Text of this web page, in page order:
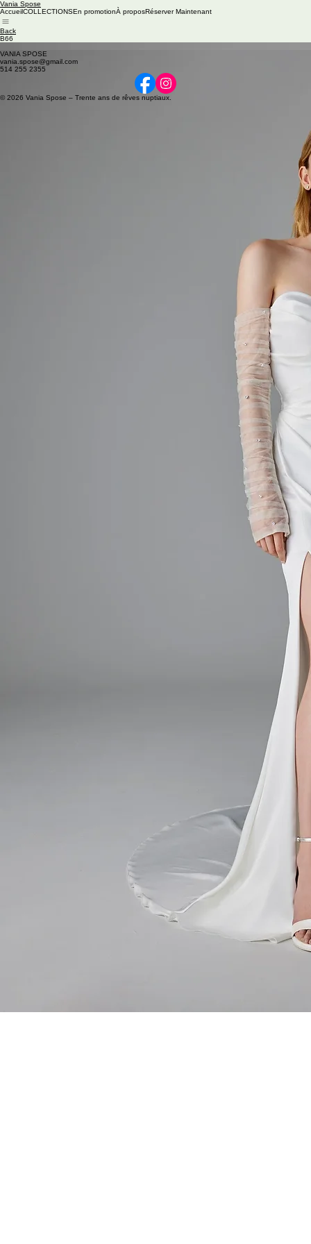
Vania Spose
AccueilCOLLECTIONSEn promotionÀ proposRéserver Maintenant
Back
B66
VANIA SPOSE
vania.spose@gmail.com
514 255 2355
© 2026 Vania Spose – Trente ans de rêves nuptiaux.